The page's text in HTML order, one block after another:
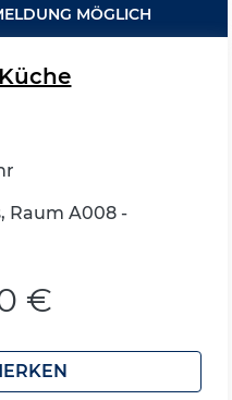
MÖGLICH
Raum A008 -
€